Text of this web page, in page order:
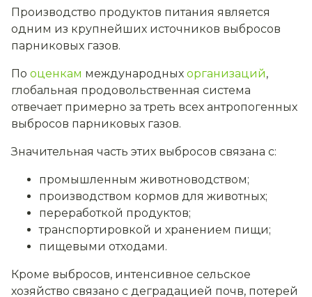
Производство продуктов питания является
одним из крупнейших источников выбросов
парниковых газов.
По оценкам международных организаций,
глобальная продовольственная система
отвечает примерно за треть всех антропогенных
выбросов парниковых газов.
Значительная часть этих выбросов связана с:
промышленным животноводством;
производством кормов для животных;
переработкой продуктов;
транспортировкой и хранением пищи;
пищевыми отходами.
Кроме выбросов, интенсивное сельское
хозяйство связано с деградацией почв, потерей